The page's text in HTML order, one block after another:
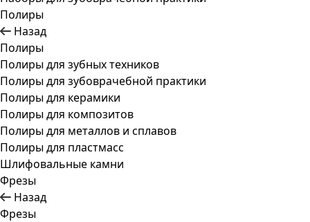
Полиры
Назад
Полиры
Полиры для зубных техников
Полиры для зубоврачебной практики
Полиры для керамики
Полиры для композитов
Полиры для металлов и сплавов
Полиры для пластмасс
Шлифовальные камни
Фрезы
Назад
Фрезы